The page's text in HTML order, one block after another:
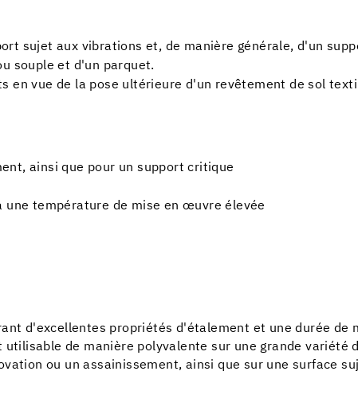
sujet aux vibrations et, de manière générale, d'un
souple et d'un parquet.
en vue de la pose ultérieure d'un revêtement de sol
ainsi que pour un support critique
une température de mise en œuvre élevée
d'excellentes propriétés d'étalement et une durée de
de manière polyvalente sur une grande variété
ou un assainissement, ainsi que sur une surface